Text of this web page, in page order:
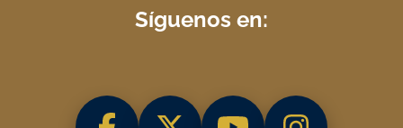
Síguenos en: